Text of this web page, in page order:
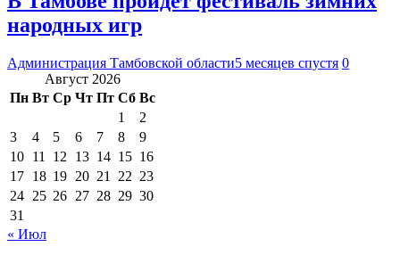
народных игр
Администрация Тамбовской области5 месяцев спустя 0
Август 2026
Пн Вт Ср Чт Пт Сб Вс
1
2
3
4 5 6 7 8
9
10 11 12 13 14 15 16
17 18 19 20 21 22 23
24 25 26 27 28 29 30
31
« Июл